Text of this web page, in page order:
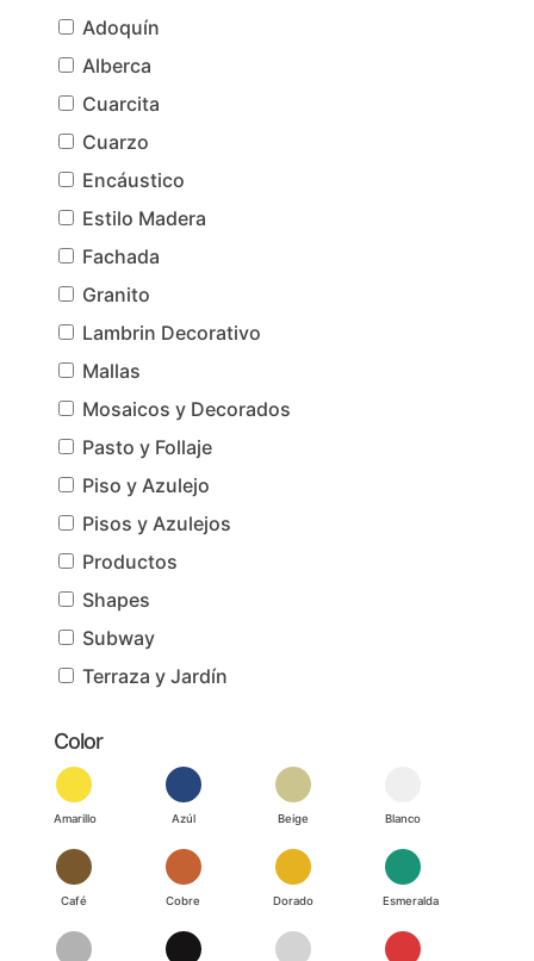
Adoquín
Alberca
Cuarcita
Cuarzo
Encáustico
Estilo Madera
Fachada
Granito
Lambrin Decorativo
Mallas
Mosaicos y Decorados
Pasto y Follaje
Piso y Azulejo
Pisos y Azulejos
Productos
Shapes
Subway
Terraza y Jardín
Color
Amarillo Azúl Beige Blanco
Café Cobre Dorado Esmeralda